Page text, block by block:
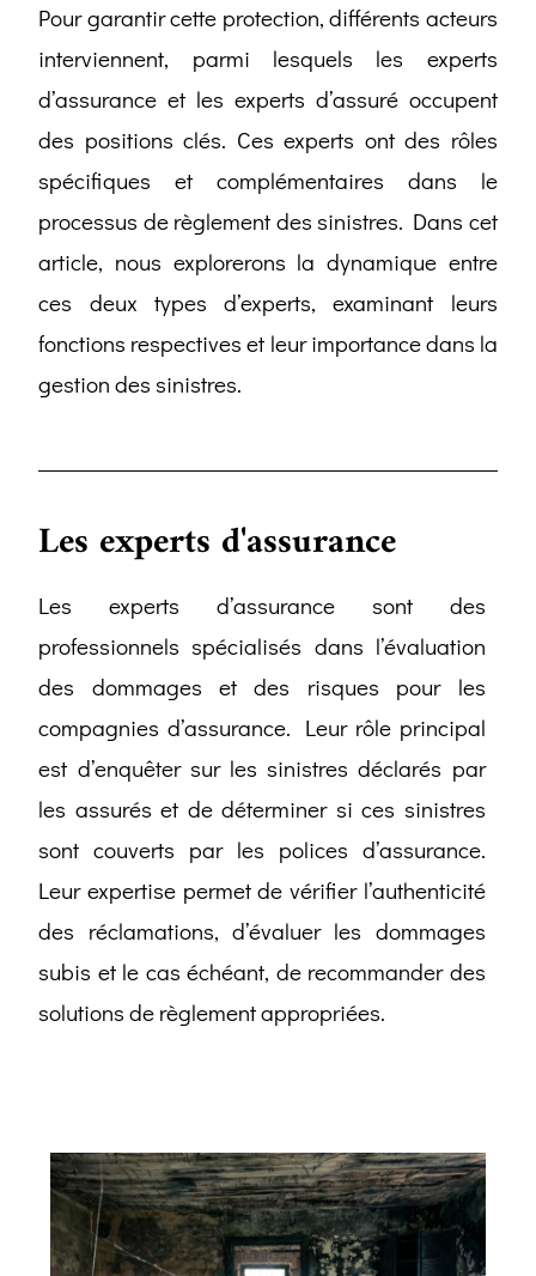
Pour garantir cette protection, différents acteurs
interviennent, parmi lesquels les experts
d’assurance et les experts d’assuré occupent
des positions clés. Ces experts ont des rôles
spécifiques et complémentaires dans le
processus de règlement des sinistres. Dans cet
article, nous explorerons la dynamique entre
ces deux types d’experts, examinant leurs
fonctions respectives et leur importance dans la
gestion des sinistres.
Les experts d'assurance
Les experts d’assurance sont des
professionnels spécialisés dans l’évaluation
des dommages et des risques pour les
compagnies d’assurance. Leur rôle principal
est d’enquêter sur les sinistres déclarés par
les assurés et de déterminer si ces sinistres
sont couverts par les polices d’assurance.
Leur expertise permet de vérifier l’authenticité
des réclamations, d’évaluer les dommages
subis et le cas échéant, de recommander des
solutions de règlement appropriées.